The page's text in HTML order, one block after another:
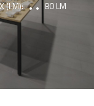
(LM): 80 LM